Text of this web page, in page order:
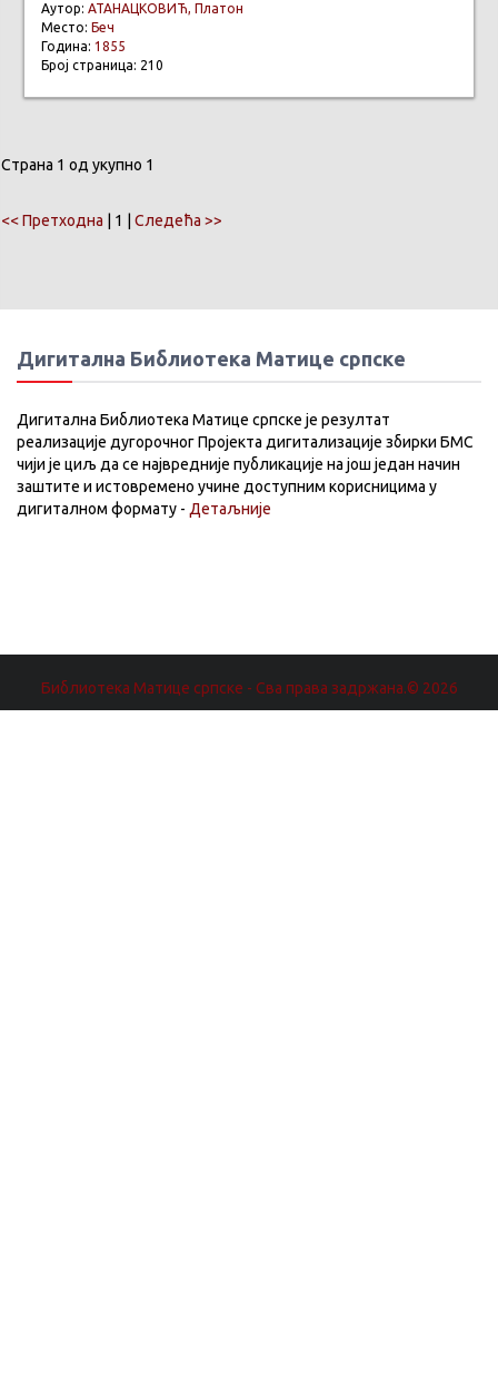
Аутор: АТАНАЦКОВИЋ, Платон
Место: Беч
Година: 1855
Број страница: 210
Страна 1 од укупно 1
<< Претходна | 1 | Следећа >>
Дигитална Библиотека Матице српске
Дигитална Библиотека Матице српске је резултат
реализације дугорочног Пројекта дигитализације збирки БМС
чији је циљ да се највредније публикације на још један начин
заштите и истовремено учине доступним корисницима у
дигиталном формату - Детаљније
Библиотека Матице српске - Сва права задржана.© 2026